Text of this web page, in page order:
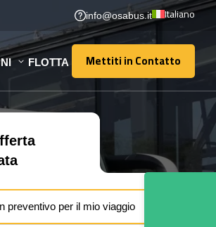
info@osabus.it Italiano
FLOTTA Mettiti in Contatto
Mettiti in Contatto
preventivo per il mio viaggio